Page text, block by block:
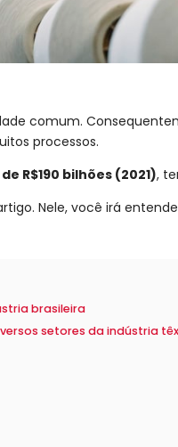
comum.
processos.
R$190 bilhões (2021),
Nele, você irá
brasileira
setores da indústria